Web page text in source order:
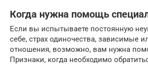
Когда нужна помощь
Если вы испытываете постоянную
себе, страх одиночества, зависимые
отношения, возможно, вам нужна
Признаки, когда необходимо